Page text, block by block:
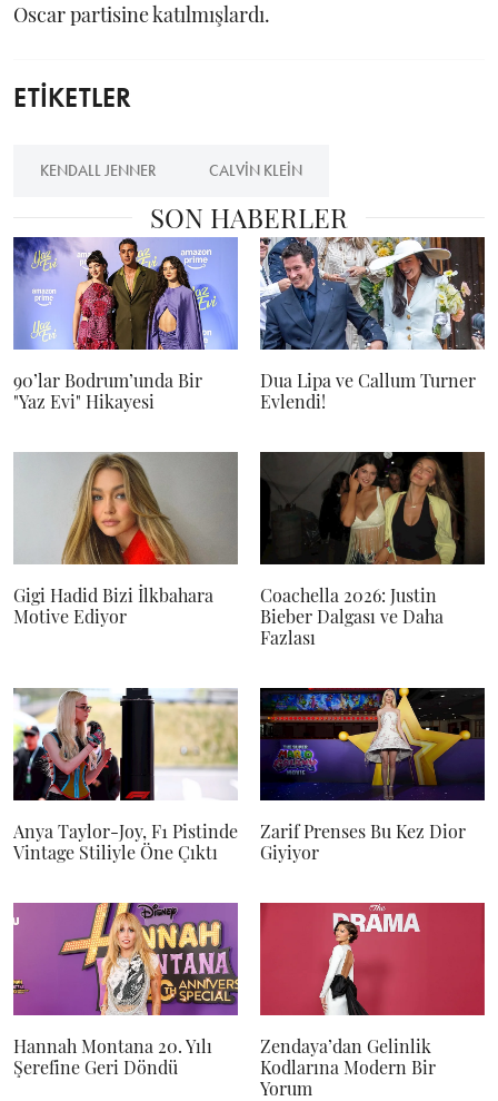
Oscar partisine katılmışlardı.
ETİKETLER
KENDALL JENNER CALVIN KLEIN
SON HABERLER
90’lar Bodrum’unda Bir
"Yaz Evi" Hikayesi
Dua Lipa ve Callum Turner
Evlendi!
Gigi Hadid Bizi İlkbahara
Motive Ediyor
Coachella 2026: Justin
Bieber Dalgası ve Daha
Fazlası
Anya Taylor-Joy, F1 Pistinde
Vintage Stiliyle Öne Çıktı
Zarif Prenses Bu Kez Dior
Giyiyor
Hannah Montana 20. Yılı
Şerefine Geri Döndü
Zendaya’dan Gelinlik
Kodlarına Modern Bir
Yorum